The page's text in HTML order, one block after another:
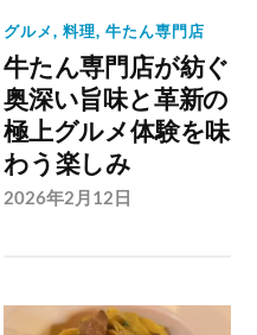
グルメ,料理,牛たん専門店
牛たん専門店が紡ぐ
奥深い旨味と革新の
極上グルメ体験を味
わう楽しみ
2026年2月12日